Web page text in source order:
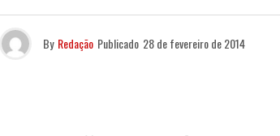
By Redação Publicado 28 de fevereiro de 2014